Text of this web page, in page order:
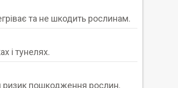
та не шкодить рослинам.
і тунелях.
ризик пошкодження рослин.